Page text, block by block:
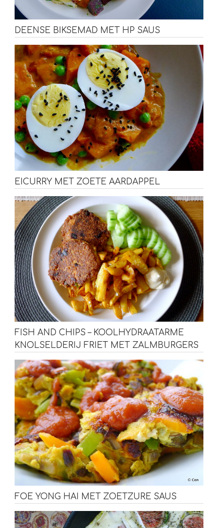
DEENSE BIKSEMAD MET HP SAUS
EICURRY MET ZOETE AARDAPPEL
FISH AND CHIPS – KOOLHYDRAATARME
KNOLSELDERIJ FRIET MET ZALMBURGERS
FOE YONG HAI MET ZOETZURE SAUS